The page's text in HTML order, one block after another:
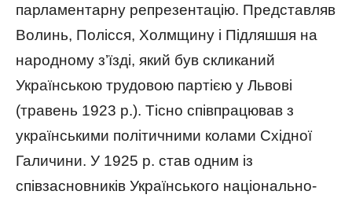
парламентарну репрезентацію. Представляв
Волинь, Полісся, Холмщину і Підляшшя на
народному з’їзді, який був скликаний
Українською трудовою партією у Львові
(травень 1923 р.). Тісно співпрацював з
українськими політичними колами Східної
Галичини. У 1925 р. став одним із
співзасновників Українського національно-